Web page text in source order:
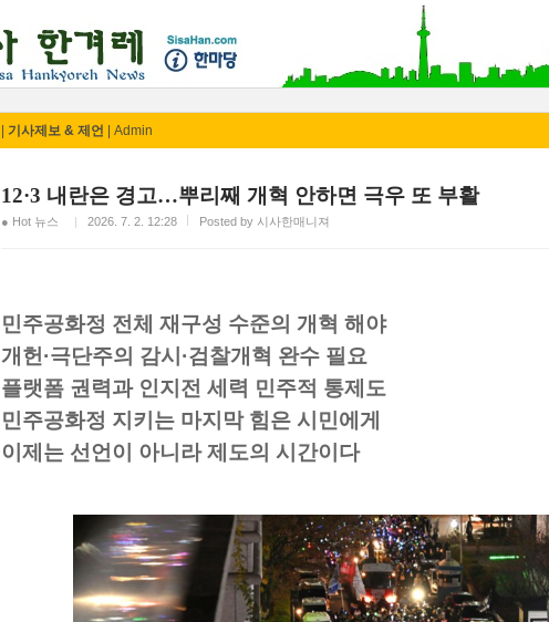
기사제보 & 제언 Admin
12·3 내란은 경고…뿌리째 개혁 안하면 극우 또 부활
● Hot 뉴스 2026. 7. 2. 12:28 Posted by 시사한매니져
민주공화정 전체 재구성 수준의 개혁 해야
개헌·극단주의 감시·검찰개혁 완수 필요
플랫폼 권력과 인지전 세력 민주적 통제도
민주공화정 지키는 마지막 힘은 시민에게
이제는 선언이 아니라 제도의 시간이다